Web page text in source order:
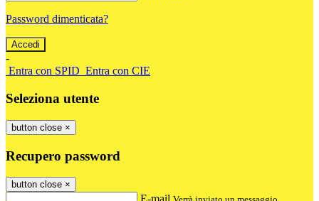
Password dimenticata?
-
Entra con SPID Entra con CIE
Seleziona utente
button close ×
Recupero password
button close ×